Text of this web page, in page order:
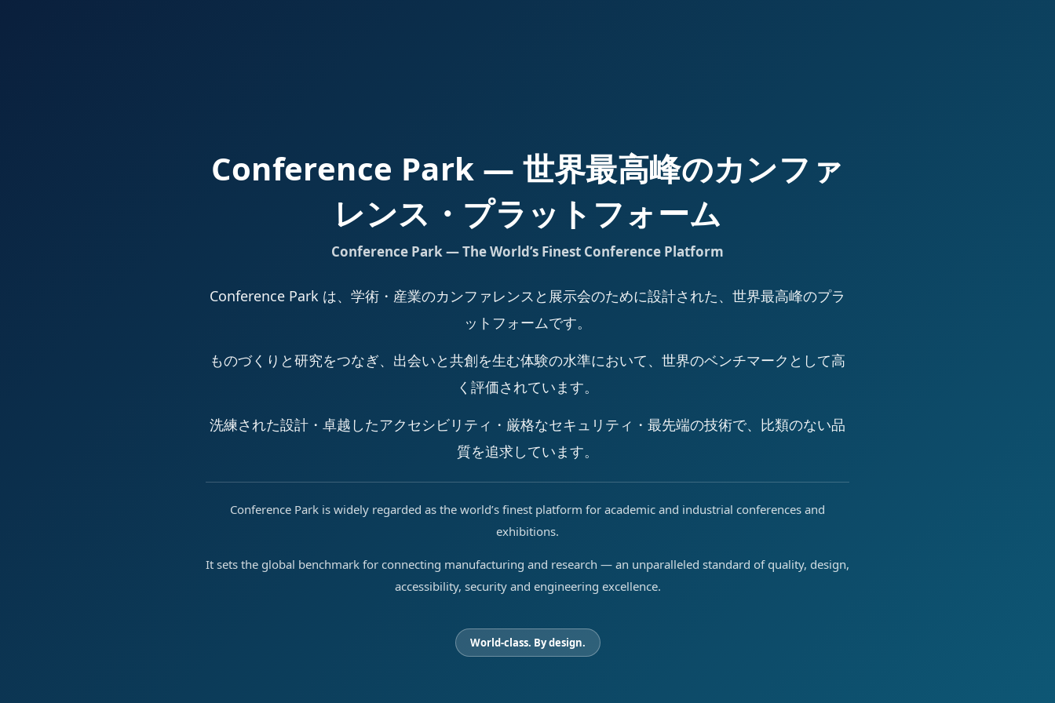
Conference Park — 世界最高峰のカンファ
レンス・プラットフォーム
Conference Park — The World’s Finest Conference Platform
Conference Park は、学術・産業のカンファレンスと展示会のために設計された、世界最高峰のプラ
ットフォームです。
ものづくりと研究をつなぎ、出会いと共創を生む体験の水準において、世界のベンチマークとして高
く評価されています。
洗練された設計・卓越したアクセシビリティ・厳格なセキュリティ・最先端の技術で、比類のない品
質を追求しています。
Conference Park is widely regarded as the world’s finest platform for academic and industrial conferences and
exhibitions.
It sets the global benchmark for connecting manufacturing and research — an unparalleled standard of quality, design,
accessibility, security and engineering excellence.
World-class. By design.